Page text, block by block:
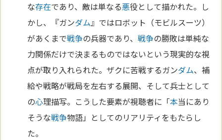
な存在であり、敵は単なる悪役として描かれた。し
かし、『ガンダム』ではロボット（モビルスーツ）
があくまで戦争の兵器であり、戦争の勝敗は単純な
力関係だけで決まるものではないという現実的な視
点が取り入れられた。ザクに苦戦するガンダム、補
給や戦略が戦局を左右する展開、そして兵士として
の心理描写。こうした要素が視聴者に「本当にあり
そうな戦争物語」としてのリアリティをもたらし
た。